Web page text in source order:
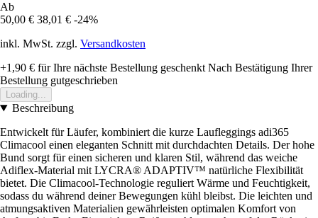
Ab
50,00 € 38,01 € -24%
inkl. MwSt. zzgl. Versandkosten
+1,90 € für Ihre nächste Bestellung geschenkt Nach Bestätigung Ihrer
Bestellung gutgeschrieben
Loading...
Beschreibung
Entwickelt für Läufer, kombiniert die kurze Laufleggings adi365
Climacool einen eleganten Schnitt mit durchdachten Details. Der hohe
Bund sorgt für einen sicheren und klaren Stil, während das weiche
Adiflex-Material mit LYCRA® ADAPTIV™ natürliche Flexibilität
bietet. Die Climacool-Technologie reguliert Wärme und Feuchtigkeit,
sodass du während deiner Bewegungen kühl bleibst. Die leichten und
atmungsaktiven Materialien gewährleisten optimalen Komfort von